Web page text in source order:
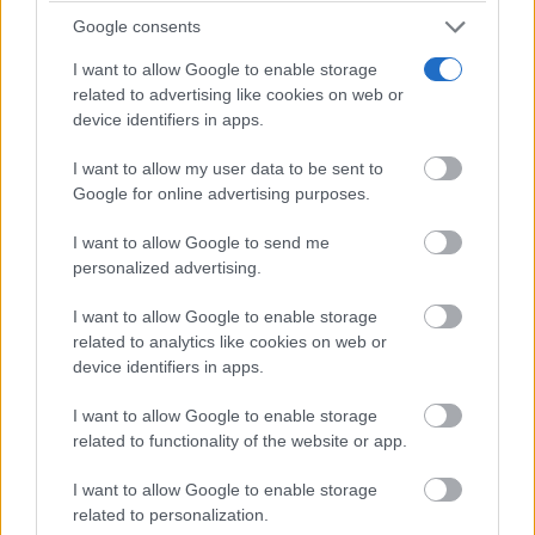
Google consents
I want to allow Google to enable storage
related to advertising like cookies on web or
device identifiers in apps.
I want to allow my user data to be sent to
Google for online advertising purposes.
I want to allow Google to send me
personalized advertising.
I want to allow Google to enable storage
related to analytics like cookies on web or
device identifiers in apps.
I want to allow Google to enable storage
related to functionality of the website or app.
I want to allow Google to enable storage
related to personalization.
amasado con las manos, y de los iniciados en las
cavernas, coronados de pámpanos, saboreando el
vino mientras el eco de las voces recitaban versos.
La desnudez de las paredes de las cuevas que acogen
y recuerdan que somos tierra y esencia antigua de la
naturaleza. Misterio hermético de la piedra que
respira y acuna en su vientre de madre. Volumen
profundo que el autor explica y analiza con precisión
y detalle.
Tenaz afán de Ángel Bernao que responde con este
libro al encantamiento que siente por las cuevas. Por
la belleza que nos deja sin palabras y que permanece